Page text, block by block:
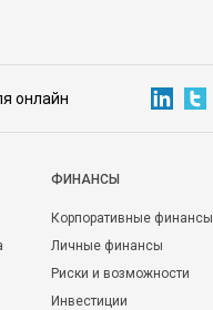
онлайн
ФИНАНСЫ
Корпоративные финансы
Личные финансы
Риски и возможности
Инвестиции